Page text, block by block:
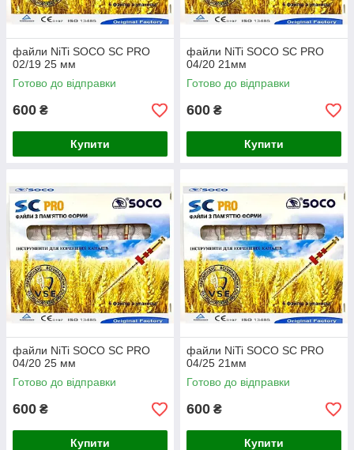
файли NiTi SOCO SC PRO
02/19 25 мм
Готово до відправки
600 ₴
Купити
файли NiTi SOCO SC PRO
04/20 21мм
Готово до відправки
600 ₴
Купити
файли NiTi SOCO SC PRO
04/20 25 мм
Готово до відправки
600 ₴
Купити
файли NiTi SOCO SC PRO
04/25 21мм
Готово до відправки
600 ₴
Купити